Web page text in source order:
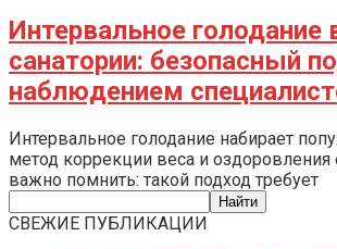
Интервальное голодание
санатории: безопасный
наблюдением
Интервальное голодание набирает
метод коррекции веса и оздоровления
важно помнить: такой подход требует
СВЕЖИЕ ПУБЛИКАЦИИ